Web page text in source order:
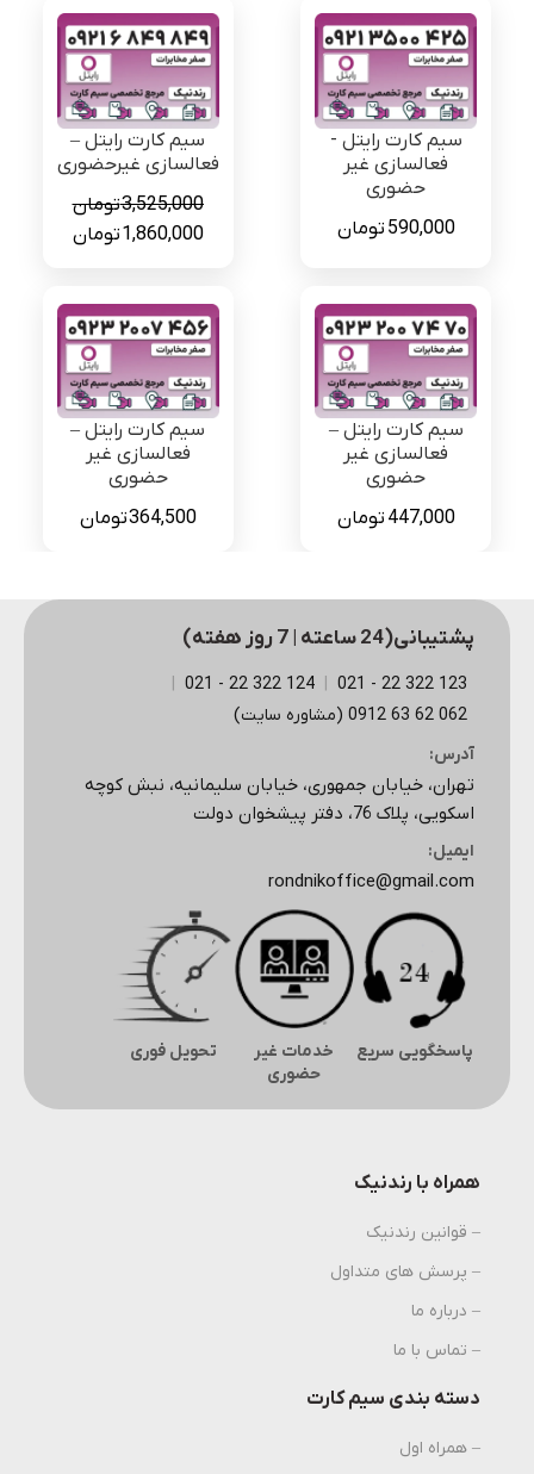
سیم کارت رایتل -
فعالسازی غیر
حضوری
590,000 تومان
سیم کارت رایتل –
فعالسازی غیرحضوری
3,525,000تومان
قیمت
بود.
1,860,000تومانقیمت
است.
سیم کارت رایتل –
فعالسازی غیر
حضوری
447,000 تومان
سیم کارت رایتل –
فعالسازی غیر
حضوری
364,500تومان
پشتیبانی(24 ساعته | 7 روز هفته)
123 322 22 - 021
124 322 22 - 021
062 62 63 0912 (مشاوره سایت)
آدرس:
تهران، خیابان جمهوری، خیابان سلیمانیه، نبش کوچه
اسکویی، پلاک 76، دفتر پیشخوان دولت
ایمیل:
rondnikoffice@gmail.com
پاسخگویی سریع
خدمات غیر
حضوری
تحویل فوری
همراه با رندنیک
– قوانین رندنیک
– پرسش های متداول
– درباره ما
– تماس با ما
دسته بندی سیم کارت
– همراه اول